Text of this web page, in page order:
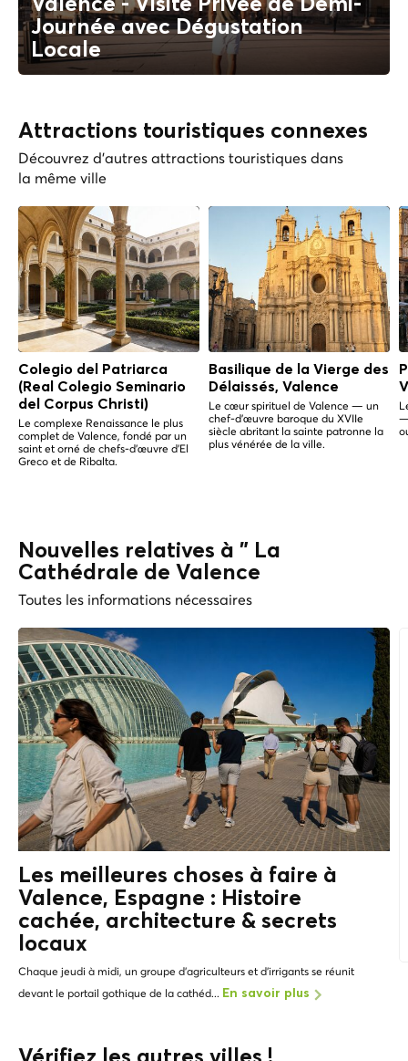
Valence - Visite Privée de Demi-
Journée avec Dégustation
Locale
Attractions touristiques connexes
Découvrez d'autres attractions touristiques dans
la même ville
Colegio del Patriarca
(Real Colegio Seminario
del Corpus Christi)
Le complexe Renaissance le plus
complet de Valence, fondé par un
saint et orné de chefs-d'œuvre d'El
Greco et de Ribalta.
Basilique de la Vierge des
Délaissés, Valence
Le cœur spirituel de Valence — un
chef-d'œuvre baroque du XVIIe
siècle abritant la sainte patronne la
plus vénérée de la ville.
—
Nouvelles relatives à " La
Cathédrale de Valence
Toutes les informations nécessaires
Les meilleures choses à faire à
Valence, Espagne : Histoire
cachée, architecture & secrets
locaux
Chaque jeudi à midi, un groupe d'agriculteurs et d'irrigants se réunit
devant le portail gothique de la cathéd... En savoir plus